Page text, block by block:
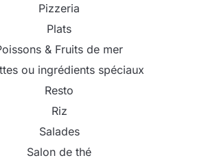
Pizzeria
Plats
& Fruits de mer
ou ingrédients spéciaux
Resto
Riz
Salades
Salon de thé